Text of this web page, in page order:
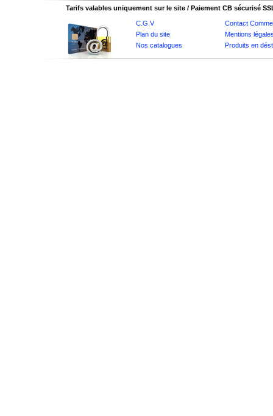
Tarifs valables uniquement sur le site / Paiement CB sécurisé
C.G.V
Contact
Plan du site
Mentions
Nos catalogues
Produits en